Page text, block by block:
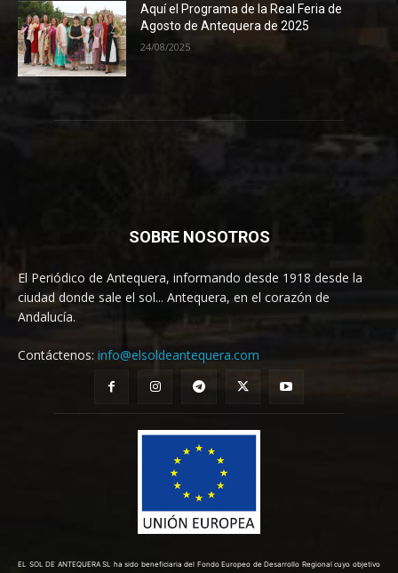
Aquí el Programa de la Real Feria de
Agosto de Antequera de 2025
24/08/2025
SOBRE NOSOTROS
El Periódico de Antequera, informando desde 1918 desde la
ciudad donde sale el sol... Antequera, en el corazón de
Andalucía.
Contáctenos: info@elsoldeantequera.com
EL SOL DE ANTEQUERA SL ha sido beneficiaria del Fondo Europeo de Desarrollo Regional cuyo objetivo